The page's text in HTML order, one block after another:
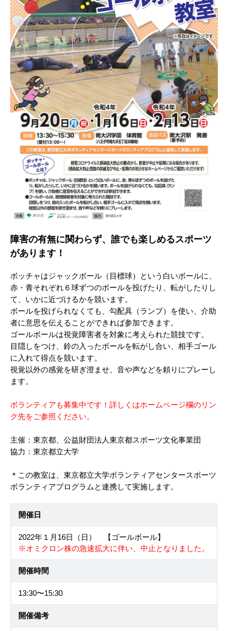
障害の有無に関わらず、誰でも楽しめるスポーツ
があります！
ボッチャはジャックボール（目標球）という白いボールに、
赤・青それぞれ６球ずつのボールを投げたり、転がしたりし
て、いかに近づけるかを競います。
ボールを投げられなくても、勾配具（ランプ）を使い、介助
者に意思を伝えることができれば参加できます。
ゴールボールは視覚障害者を対象に考えられた競技です。
目隠しをつけ、鈴の入ったボールを転がし合い、相手ゴール
に入れて得点を競います。
視覚以外の感覚を研ぎ澄ませ、音や声などを頼りにプレーし
ます。
ボランティアも募集中です！詳しくはホームページ欄のリン
ク先をご参照ください。
主催：東京都、公益財団法人東京都スポーツ文化事業団
協力：東京都立大学
＊この教室は、東京都立大学ボランティアセンタースポーツ
ボランティアプログラムと連携して実施します。
開催日
2022年１月16日（日） 【ゴールボール】
※オミクロン株の急速拡大に伴い、中止となりました。
開催時間
13:30〜15:30
開催備考